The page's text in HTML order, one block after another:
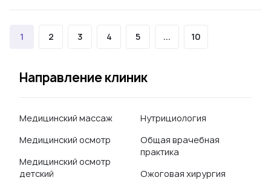
1 2 3 4 5 ... 10
Направление клиник
Медицинский массаж
Медицинский осмотр
Медицинский осмотр
детский
Нутрициология
Общая врачебная
практика
Ожоговая хирургия